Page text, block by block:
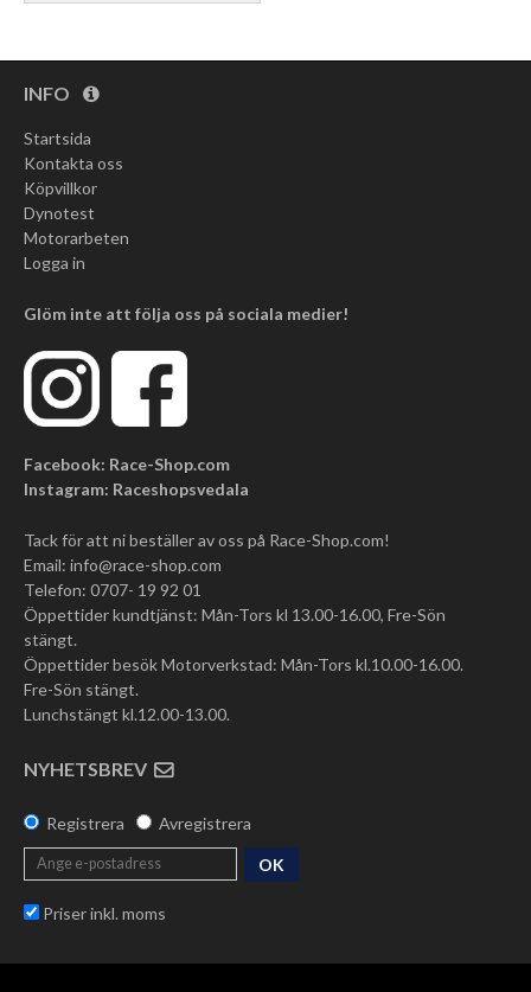
INFO
Startsida
Kontakta oss
Köpvillkor
Dynotest
Motorarbeten
Logga in
Glöm inte att följa oss på sociala medier!
Facebook: Race-Shop.com
Instagram: Raceshopsvedala
Tack för att ni beställer av oss på Race-Shop.com!
Email: info@race-shop.com
Telefon: 0707- 19 92 01
Öppettider kundtjänst: Mån-Tors kl 13.00-16.00, Fre-Sön
stängt.
Öppettider besök Motorverkstad: Mån-Tors kl.10.00-16.00.
Fre-Sön stängt.
Lunchstängt kl.12.00-13.00.
NYHETSBREV
Registrera Avregistrera
OK
Priser inkl. moms